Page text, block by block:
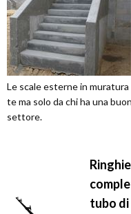
Le scale esterne in
te ma solo da chi ha una
settore.
tubo